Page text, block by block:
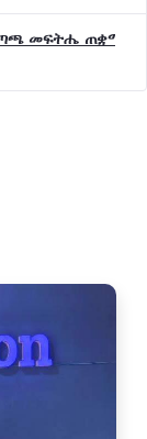
መፍትሔ ጠቋሚ